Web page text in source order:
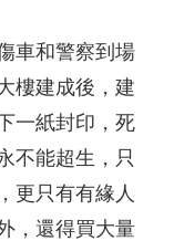
車和警察到場
樓建成後，建
一紙封印，死
不能超生，只
更只有有緣人
，還得買大量